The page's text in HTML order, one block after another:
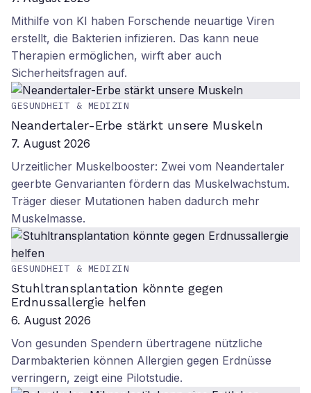
Mithilfe von KI haben Forschende neuartige Viren
erstellt, die Bakterien infizieren. Das kann neue
Therapien ermöglichen, wirft aber auch
Sicherheitsfragen auf.
GESUNDHEIT & MEDIZIN
Neandertaler-Erbe stärkt unsere Muskeln
7. August 2026
Urzeitlicher Muskelbooster: Zwei vom Neandertaler
geerbte Genvarianten fördern das Muskelwachstum.
Träger dieser Mutationen haben dadurch mehr
Muskelmasse.
GESUNDHEIT & MEDIZIN
Stuhltransplantation könnte gegen
Erdnussallergie helfen
6. August 2026
Von gesunden Spendern übertragene nützliche
Darmbakterien können Allergien gegen Erdnüsse
verringern, zeigt eine Pilotstudie.